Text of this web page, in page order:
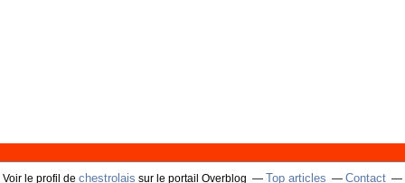
Voir le profil de chestrolais sur le portail Overblog Top articles Contact